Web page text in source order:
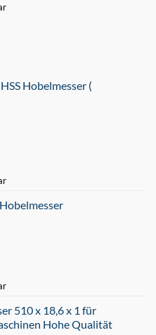
Hobelmesser (
510 x 18,6 x 1 für
Hohe Qualität